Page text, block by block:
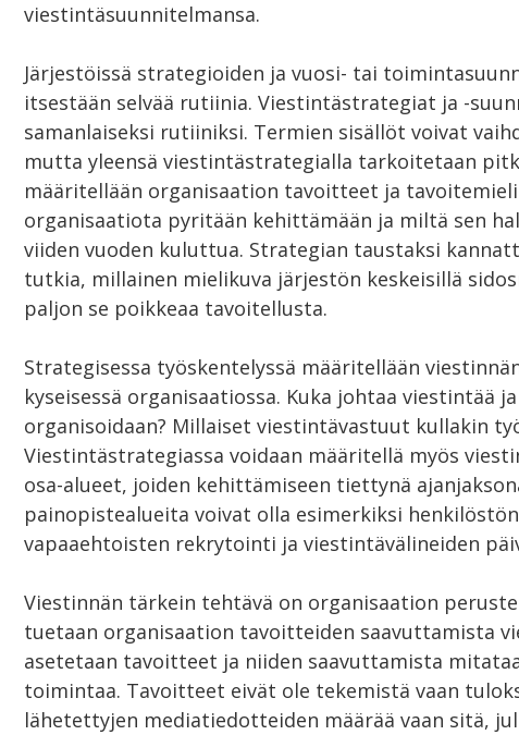
viestintäsuunnitelmansa.
Järjestöissä strategioiden ja vuosi- tai
itsestään selvää rutiinia. Viestintästrategiat ja -
samanlaiseksi rutiiniksi. Termien sisällöt voivat
mutta yleensä viestintästrategialla tarkoitetaan
määritellään organisaation tavoitteet ja
organisaatiota pyritään kehittämään ja miltä sen
viiden vuoden kuluttua. Strategian taustaksi
tutkia, millainen mielikuva järjestön keskeisillä
paljon se poikkeaa tavoitellusta.
Strategisessa työskentelyssä määritellään
kyseisessä organisaatiossa. Kuka johtaa viestintää
organisoidaan? Millaiset viestintävastuut kullakin
Viestintästrategiassa voidaan määritellä myös
osa-alueet, joiden kehittämiseen tiettynä
painopistealueita voivat olla esimerkiksi
vapaaehtoisten rekrytointi ja viestintävälineiden
Viestinnän tärkein tehtävä on organisaation
tuetaan organisaation tavoitteiden saavuttamista
asetetaan tavoitteet ja niiden saavuttamista
toimintaa. Tavoitteet eivät ole tekemistä vaan
lähetettyjen mediatiedotteiden määrää vaan sitä,